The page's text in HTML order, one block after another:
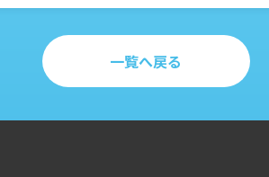
一覧へ戻る